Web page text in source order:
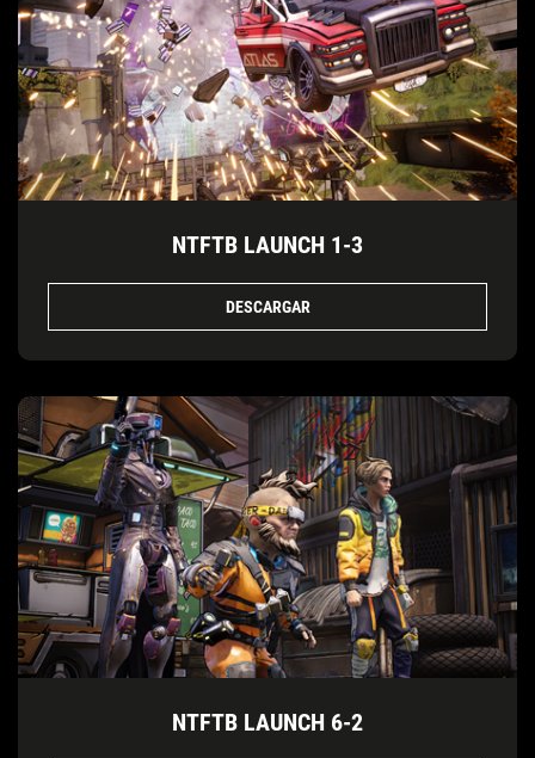
NTFTB LAUNCH 1-3
DESCARGAR
NTFTB LAUNCH 6-2